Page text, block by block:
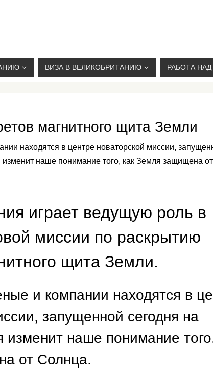
ПЕР., 11, М. КУРСКАЯ, +7(926)734-03-33,
ВИЗА В ВЕЛИКОБРИТАНИЮ РАБОТА
магнитного щита Земли
находятся в центре новаторской миссии,
изменит наше понимание того, как Земля защищена
играет ведущую роль в
миссии по раскрытию
щита Земли.
и компании находятся в
запущенной сегодня на
изменит наше понимание
от Солнца.